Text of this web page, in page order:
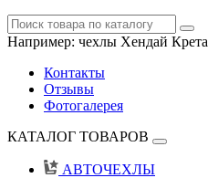
Например: чехлы Хендай Крета
Контакты
Отзывы
Фотогалерея
КАТАЛОГ ТОВАРОВ
АВТОЧЕХЛЫ